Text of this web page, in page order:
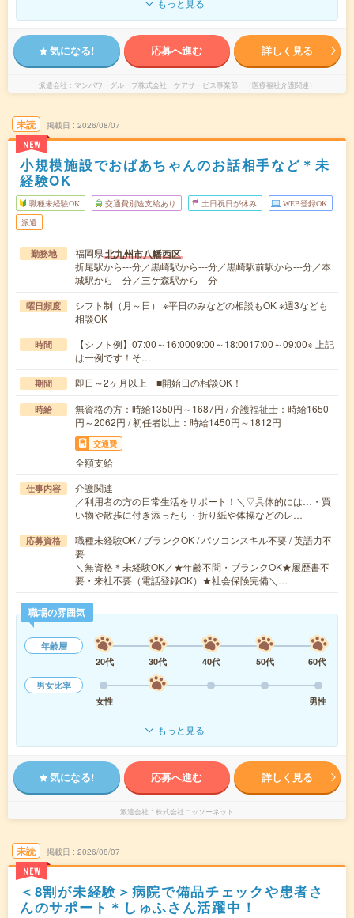
もっと見る
気になる! 応募へ進む 詳しく見る
派遣会社 マンパワーグループ株式会社 ケアサービス事業部 （医療福祉介護関連）
未読
NEW
掲載日 2026/08/07
小規模施設でおばあちゃんのお話相手など＊未
経験OK
職種未経験OK 交通費別途支給あり 土日祝日が休み WEB登録OK
派遣
勤務地 福岡県北九州市八幡西区
折尾駅から---分／黒崎駅から---分／黒崎駅前駅から---分／本
城駅から---分／三ケ森駅から---分
曜日頻度
シフト制（月～日） ※平日のみなどの相談もOK ※週3なども
相談OK
時間
【シフト例】07:00～16:0009:00～18:0017:00～09:00※ 上記
は一例です！そ…
期間 即日～2ヶ月以上 ■開始日の相談OK！
時給
無資格の方：時給1350円～1687円 / 介護福祉士：時給1650
円～2062円 / 初任者以上：時給1450円～1812円
交通費
全額支給
仕事内容
介護関連
／利用者の方の日常生活をサポート！＼▽具体的には…・買
い物や散歩に付き添ったり・折り紙や体操などのレ…
応募資格
職種未経験OK / ブランクOK / パソコンスキル不要 / 英語力不
要
＼無資格＊未経験OK／★年齢不問・ブランクOK★履歴書不
要・来社不要（電話登録OK）★社会保険完備＼…
職場の雰囲気
年齢層
20代
30代 40代 50代
60代
男女比率
女性
男性
もっと見る
気になる! 応募へ進む 詳しく見る
派遣会社 株式会社ニッソーネット
未読
NEW
掲載日 2026/08/07
＜8割が未経験＞病院で備品チェックや患者さ
んのサポート＊しゅふさん活躍中！